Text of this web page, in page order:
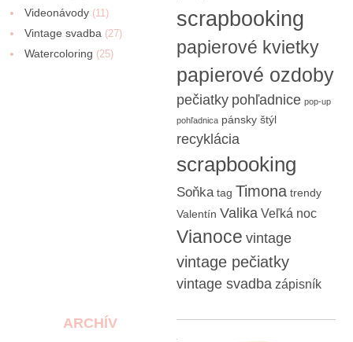
Videonávody (11)
Vintage svadba (27)
Watercoloring (25)
scrapbooking
papierové kvietky
papierové ozdoby
pečiatky pohľadnice pop-up
pohľadnica pánsky štýl
recyklácia
scrapbooking
Soňka tag Timona trendy
Valentín Valika Veľká noc
Vianoce vintage
vintage pečiatky
vintage svadba zápisník
ARCHÍV